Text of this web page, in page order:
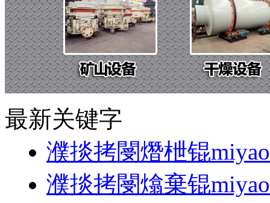
最新关键字
濮掞拷閿熸枻锟
濮掞拷閿熻棄锟